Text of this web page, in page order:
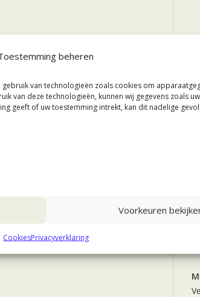
beheren
van technologieën zoals cookies om
van deze technologieën, kunnen wij gegevens zoals
geeft of uw toestemming intrekt, kan dit nadelige
Voorkeuren
CookiesPrivacyverklaring